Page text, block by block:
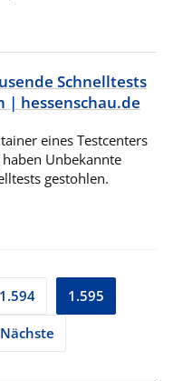
Schnelltests
| hessenschau.de
eines Testcenters
Unbekannte
gestohlen.
1.594 1.595
Nächste